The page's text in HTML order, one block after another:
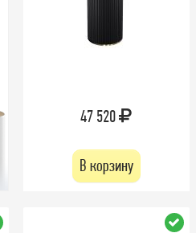
47 520
В корзину